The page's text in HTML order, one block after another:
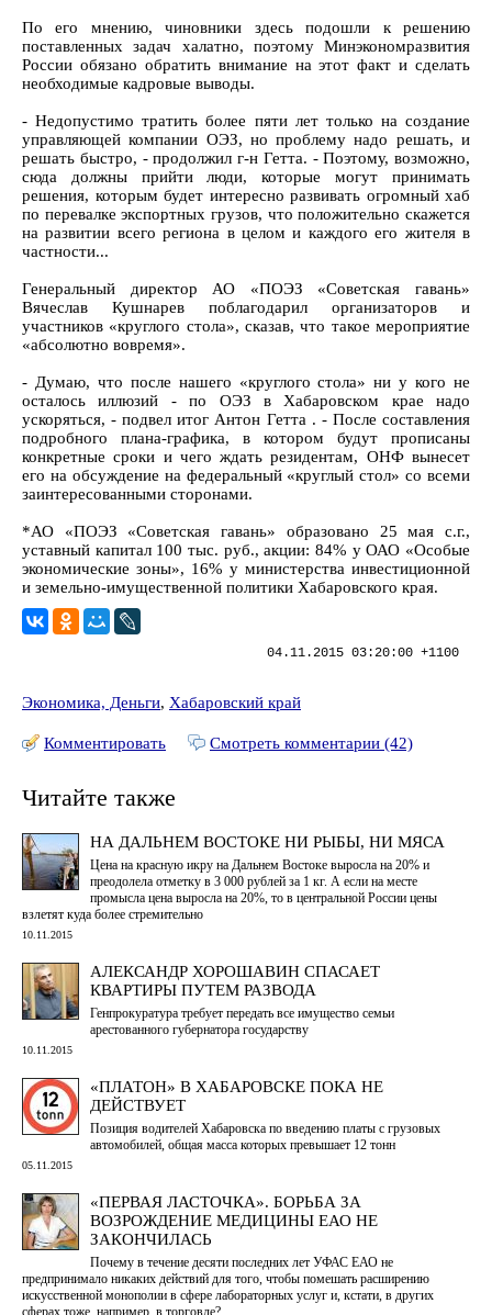
По его мнению, чиновники здесь подошли к решению
поставленных задач халатно, поэтому Минэкономразвития
России обязано обратить внимание на этот факт и сделать
необходимые кадровые выводы.
- Недопустимо тратить более пяти лет только на создание
управляющей компании ОЭЗ, но проблему надо решать, и
решать быстро, - продолжил г-н Гетта. - Поэтому, возможно,
сюда должны прийти люди, которые могут принимать
решения, которым будет интересно развивать огромный хаб
по перевалке экспортных грузов, что положительно скажется
на развитии всего региона в целом и каждого его жителя в
частности...
Генеральный директор АО «ПОЭЗ «Советская гавань»
Вячеслав Кушнарев поблагодарил организаторов и
участников «круглого стола», сказав, что такое мероприятие
«абсолютно вовремя».
- Думаю, что после нашего «круглого стола» ни у кого не
осталось иллюзий - по ОЭЗ в Хабаровском крае надо
ускоряться, - подвел итог Антон Гетта . - После составления
подробного плана-графика, в котором будут прописаны
конкретные сроки и чего ждать резидентам, ОНФ вынесет
его на обсуждение на федеральный «круглый стол» со всеми
заинтересованными сторонами.
*АО «ПОЭЗ «Советская гавань» образовано 25 мая с.г.,
уставный капитал 100 тыс. руб., акции: 84% у ОАО «Особые
экономические зоны», 16% у министерства инвестиционной
и земельно-имущественной политики Хабаровского края.
04.11.2015 03:20:00 +1100
Экономика, Деньги, Хабаровский край
Комментировать Смотреть комментарии (42)
Читайте также
НА ДАЛЬНЕМ ВОСТОКЕ НИ РЫБЫ, НИ МЯСА
Цена на красную икру на Дальнем Востоке выросла на 20% и
преодолела отметку в 3 000 рублей за 1 кг. А если на месте
промысла цена выросла на 20%, то в центральной России цены
взлетят куда более стремительно
10.11.2015
АЛЕКСАНДР ХОРОШАВИН СПАСАЕТ
КВАРТИРЫ ПУТЕМ РАЗВОДА
Генпрокуратура требует передать все имущество семьи
арестованного губернатора государству
10.11.2015
«ПЛАТОН» В ХАБАРОВСКЕ ПОКА НЕ
ДЕЙСТВУЕТ
Позиция водителей Хабаровска по введению платы с грузовых
автомобилей, общая масса которых превышает 12 тонн
05.11.2015
«ПЕРВАЯ ЛАСТОЧКА». БОРЬБА ЗА
ВОЗРОЖДЕНИЕ МЕДИЦИНЫ ЕАО НЕ
ЗАКОНЧИЛАСЬ
Почему в течение десяти последних лет УФАС ЕАО не
предпринимало никаких действий для того, чтобы помешать расширению
искусственной монополии в сфере лабораторных услуг и, кстати, в других
сферах тоже, например, в торговле?